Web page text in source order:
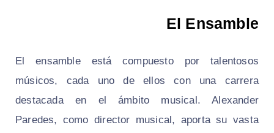
El Ensamble
El ensamble está compuesto por talentosos
músicos, cada uno de ellos con una carrera
destacada en el ámbito musical. Alexander
Paredes, como director musical, aporta su vasta